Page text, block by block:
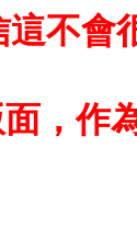
不會
，作